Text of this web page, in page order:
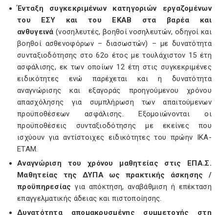
Ένταξη συγκεκριμένων κατηγοριών εργαζομένων
του ΕΣΥ και του ΕΚΑΒ στα βαρέα και
ανθυγεινά (νοσηλευτές, βοηθοί νοσηλευτών, οδηγοί και
βοηθοί ασθενοφόρων – διασωστών) – με δυνατότητα
συνταξιοδότησης στο 62ο έτος με τουλάχιστον 15 έτη
ασφάλισης, εκ των οποίων 12 έτη στις συγκεκριμένες
ειδικότητες ενώ παρέχεται και η δυνατότητα
αναγνώρισης και εξαγοράς προηγούμενου χρόνου
απασχόλησης για συμπλήρωση των απαιτούμενων
προϋποθέσεων ασφάλισης. Εξομοιώνονται οι
προϋποθέσεις συνταξιοδότησης με εκείνες που
ισχύουν για αντίστοιχες ειδικότητες του πρώην ΙΚΑ-
ΕΤΑΜ.
Αναγνώριση του χρόνου μαθητείας στις ΕΠΑ.Σ.
Μαθητείας της ΔΥΠΑ ως πρακτικής άσκησης /
προϋπηρεσίας για απόκτηση, αναβάθμιση ή επέκταση
επαγγελματικής άδειας και πιστοποίησης.
Δυνατότητα απομακρυσμένης συμμετοχής στη